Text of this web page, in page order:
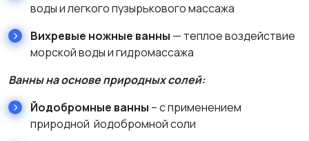
воды и легкого пузырькового массажа
Вихревые ножные ванны — теплое воздействие
морской воды и гидромассажа
Ванны на основе природных солей:
Йодобромные ванны – с применением
природной йодобромной соли